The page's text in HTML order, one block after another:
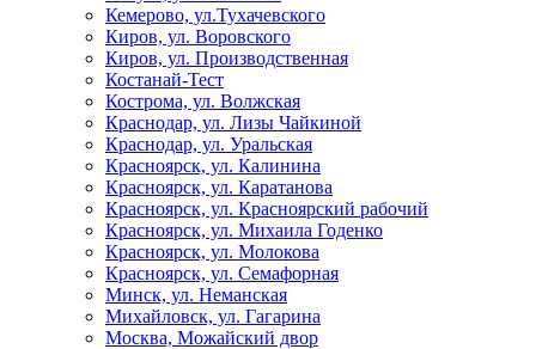
Кемерово, ул.Тухачевского
Киров, ул. Воровского
Киров, ул. Производственная
Костанай-Тест
Кострома, ул. Волжская
Краснодар, ул. Лизы Чайкиной
Краснодар, ул. Уральская
Красноярск, ул. Калинина
Красноярск, ул. Каратанова
Красноярск, ул. Красноярский рабочий
Красноярск, ул. Михаила Годенко
Красноярск, ул. Молокова
Красноярск, ул. Семафорная
Минск, ул. Неманская
Михайловск, ул. Гагарина
Москва, Можайский двор